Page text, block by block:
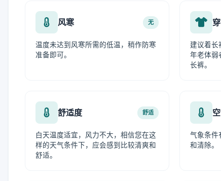
风寒 无
温度未达到风寒所需的低温，稍作防寒
准备即可。
建议着长
年老体弱
长裤。
舒适度 舒适
白天温度适宜，风力不大，相信您在这
样的天气条件下，应会感到比较清爽和
舒适。
气象条件
和清除。